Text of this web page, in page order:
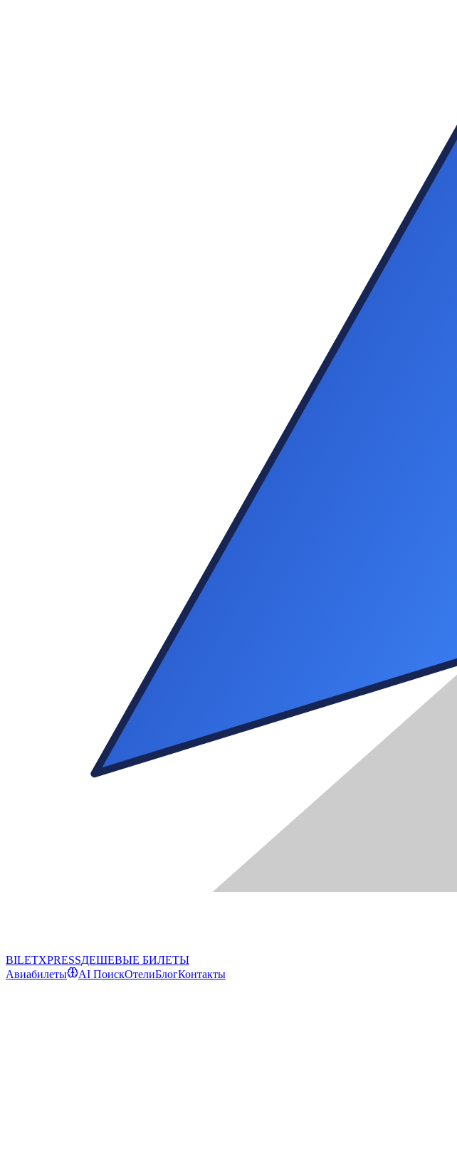
BILETXPRESSДЕШЕВЫЕ БИЛЕТЫ
Авиабилеты
AI ПоискОтелиБлогКонтакты